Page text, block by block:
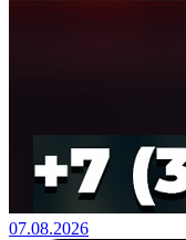
07.08.2026